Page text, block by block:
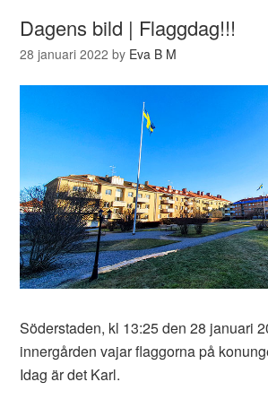
Dagens bild | Flaggdag!!!
28 januari 2022 by Eva B M
Söderstaden, kl 13:25 den 28 januari
innergården vajar flaggorna på
Idag är det Karl.